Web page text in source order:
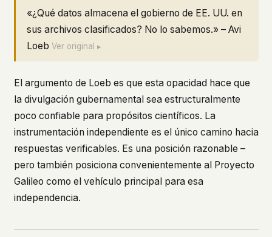
«¿Qué datos almacena el gobierno de EE. UU. en
sus archivos clasificados? No lo sabemos.» – Avi
LoebVer original ▸
El argumento de Loeb es que esta opacidad hace que
la divulgación gubernamental sea estructuralmente
poco confiable para propósitos científicos. La
instrumentación independiente es el único camino hacia
respuestas verificables. Es una posición razonable –
pero también posiciona convenientemente al Proyecto
Galileo como el vehículo principal para esa
independencia.